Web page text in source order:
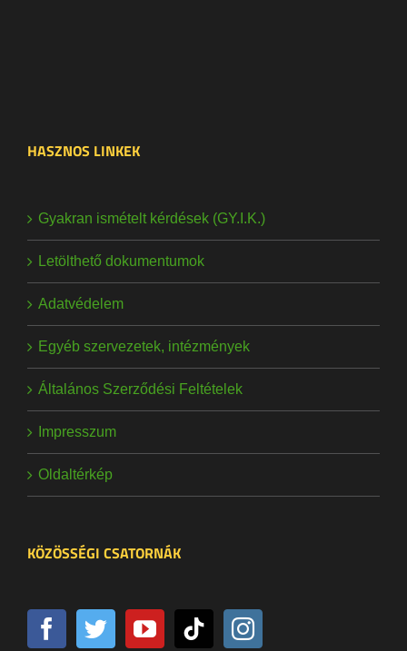
HASZNOS LINKEK
Gyakran ismételt kérdések (GY.I.K.)
Letölthető dokumentumok
Adatvédelem
Egyéb szervezetek, intézmények
Általános Szerződési Feltételek
Impresszum
Oldaltérkép
KÖZÖSSÉGI CSATORNÁK